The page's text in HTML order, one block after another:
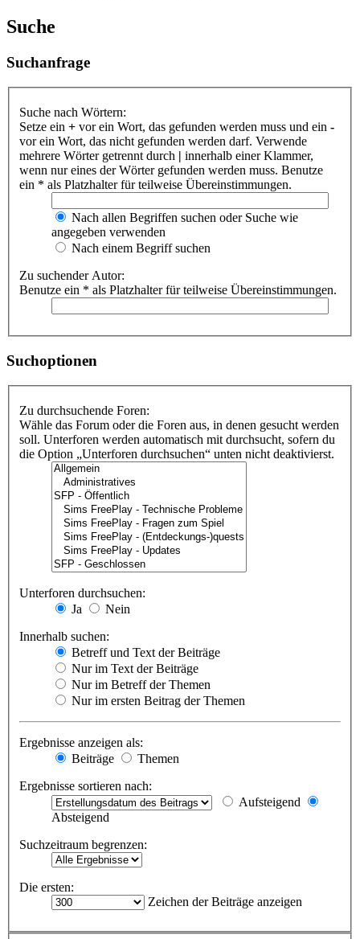
Suche
Suchanfrage
Suche nach Wörtern:
Setze ein + vor ein Wort, das gefunden werden muss und ein -
vor ein Wort, das nicht gefunden werden darf. Verwende
mehrere Wörter getrennt durch | innerhalb einer Klammer,
wenn nur eines der Wörter gefunden werden muss. Benutze
ein * als Platzhalter für teilweise Übereinstimmungen.
Nach allen Begriffen suchen oder Suche wie
angegeben verwenden
Nach einem Begriff suchen
Zu suchender Autor:
Benutze ein * als Platzhalter für teilweise Übereinstimmungen.
Suchoptionen
Zu durchsuchende Foren:
Wähle das Forum oder die Foren aus, in denen gesucht werden
soll. Unterforen werden automatisch mit durchsucht, sofern du
die Option „Unterforen durchsuchen“ unten nicht deaktivierst.
Unterforen durchsuchen:
Ja
Nein
Innerhalb suchen:
Betreff und Text der Beiträge
Nur im Text der Beiträge
Nur im Betreff der Themen
Nur im ersten Beitrag der Themen
Ergebnisse anzeigen als:
Beiträge
Themen
Ergebnisse sortieren nach:
Aufsteigend
Absteigend
Suchzeitraum begrenzen:
Die ersten:
Zeichen der Beiträge anzeigen